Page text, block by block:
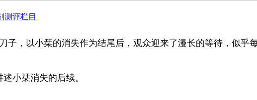
测评栏目
子，以小栞的消失作为结尾后，观众迎来了漫长的等待，似乎
小栞消失的后续。